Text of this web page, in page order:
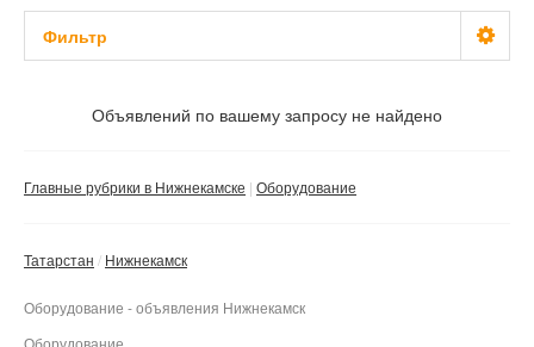
Фильтр
Объявлений по вашему запросу не найдено
Главные рубрики в Нижнекамске Оборудование
Татарстан Нижнекамск
Оборудование - объявления Нижнекамск
Оборудование